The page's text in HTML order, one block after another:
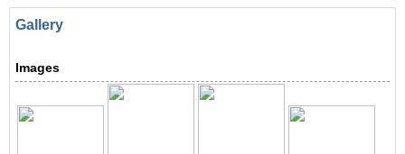
Créer un nouveau compte
Demander un nouveau mot de passe
Gallery
Images